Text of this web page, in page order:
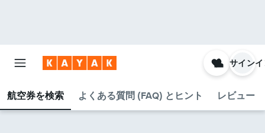
航空券を検索 よくある質問 (FAQ) とヒント レビュー
サイン